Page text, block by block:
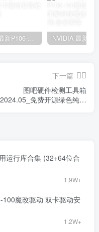
关于雨糖最新P106-100魔改驱动 双卡驱动安装教程
下一篇
图吧硬件检测工具箱
2024.05_免费开源绿色纯净
运行库合集 (32+64位合
1.9W+
100魔改驱动 双卡驱动安
1.2W+